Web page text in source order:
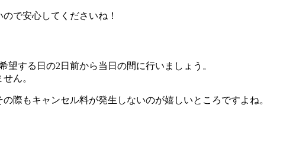
で安心してくださいね！
望する日の2日前から当日の間に行いましょう。
ん。
の際もキャンセル料が発生しないのが嬉しいところですよね。